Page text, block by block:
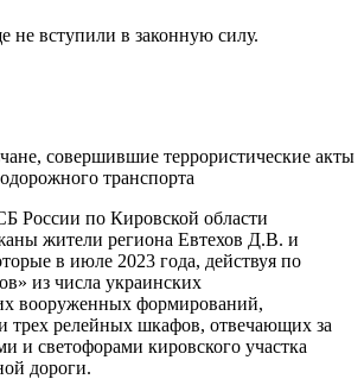
не вступили в законную силу.
России по Кировской области
жители региона Евтехов Д.В. и
в июле 2023 года, действуя по
из числа украинских
вооруженных формирований,
трех релейных шкафов, отвечающих за
и светофорами кировского участка
дороги.